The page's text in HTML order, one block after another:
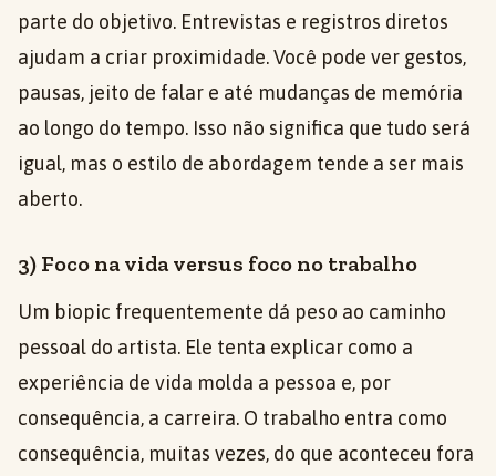
parte do objetivo. Entrevistas e registros diretos
ajudam a criar proximidade. Você pode ver gestos,
pausas, jeito de falar e até mudanças de memória
ao longo do tempo. Isso não significa que tudo será
igual, mas o estilo de abordagem tende a ser mais
aberto.
3) Foco na vida versus foco no trabalho
Um biopic frequentemente dá peso ao caminho
pessoal do artista. Ele tenta explicar como a
experiência de vida molda a pessoa e, por
consequência, a carreira. O trabalho entra como
consequência, muitas vezes, do que aconteceu fora